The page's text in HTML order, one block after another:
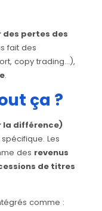
des pertes des
fait des
copy trading…),
.
ça ?
la différence)
Les
des revenus
de titres
comme :